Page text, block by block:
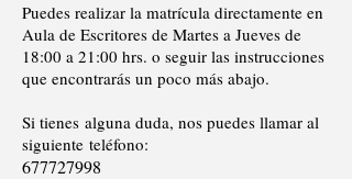
Puedes realizar la matrícula directamente en
Aula de Escritores de Martes a Jueves de
18:00 a 21:00 hrs. o seguir las instrucciones
que encontrarás un poco más abajo.
Si tienes alguna duda, nos puedes llamar al
siguiente teléfono:
677727998